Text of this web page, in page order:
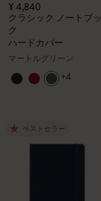
¥ 4,840
クラシック ノートブッ
ク
ハードカバー
マートルグリーン
+4
ベストセラー